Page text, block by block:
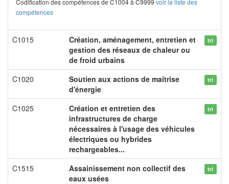
Codification des compétences de C1004 à C9999 voir la liste des
compétences
C1015
Création, aménagement, entretien et
gestion des réseaux de chaleur ou
de froid urbains
tri
C1020
Soutien aux actions de maîtrise
d'énergie
tri
C1025
Création et entretien des
infrastructures de charge
nécessaires à l'usage des véhicules
électriques ou hybrides
rechargeables...
tri
C1515
Assainissement non collectif des
eaux usées
tri